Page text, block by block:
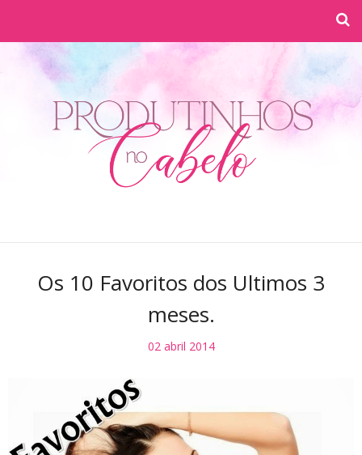
Os 10 Favoritos dos Ultimos 3
meses.
02 abril 2014